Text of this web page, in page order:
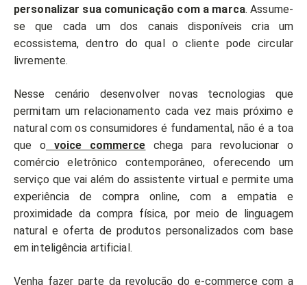
personalizar sua comunicação com a marca. Assume-
se que cada um dos canais disponíveis cria um
ecossistema, dentro do qual o cliente pode circular
livremente.
Nesse cenário desenvolver novas tecnologias que
permitam um relacionamento cada vez mais próximo e
natural com os consumidores é fundamental, não é a toa
que o voice commerce chega para revolucionar o
comércio eletrônico contemporâneo, oferecendo um
serviço que vai além do assistente virtual e permite uma
experiência de compra online, com a empatia e
proximidade da compra física, por meio de linguagem
natural e oferta de produtos personalizados com base
em inteligência artificial.
Venha fazer parte da revolução do e-commerce com a